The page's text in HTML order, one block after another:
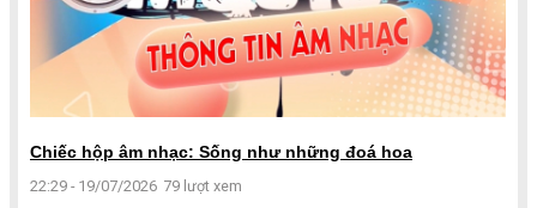
Chiếc hộp âm nhạc: Sống như những đoá hoa
22:29 - 19/07/2026 79 lượt xem